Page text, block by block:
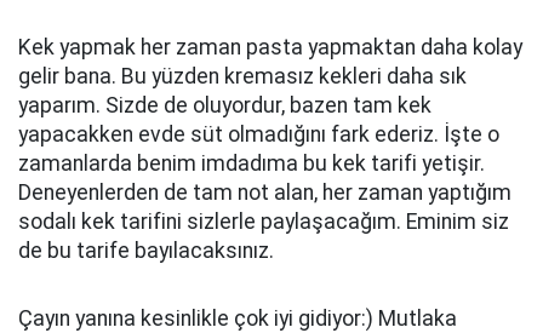
Kek yapmak her zaman pasta yapmaktan daha kolay
gelir bana. Bu yüzden kremasız kekleri daha sık
yaparım. Sizde de oluyordur, bazen tam kek
yapacakken evde süt olmadığını fark ederiz. İşte o
zamanlarda benim imdadıma bu kek tarifi yetişir.
Deneyenlerden de tam not alan, her zaman yaptığım
sodalı kek tarifini sizlerle paylaşacağım. Eminim siz
de bu tarife bayılacaksınız.
Çayın yanına kesinlikle çok iyi gidiyor:) Mutlaka